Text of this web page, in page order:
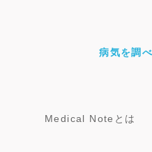
病気を調
Medical Noteとは